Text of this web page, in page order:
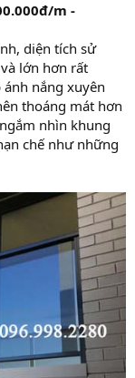
m -
diện tích sử
lớn hơn rất
nắng xuyên
thoáng mát hơn
nhìn khung
chế như những